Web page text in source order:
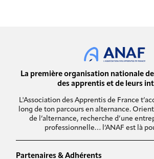
La première organisation nationale
des apprentis et de leurs
L'Association des Apprentis de France
long de ton parcours en alternance.
de l’alternance, recherche d’une
professionnelle… l’ANAF est là
Partenaires & Adhérents